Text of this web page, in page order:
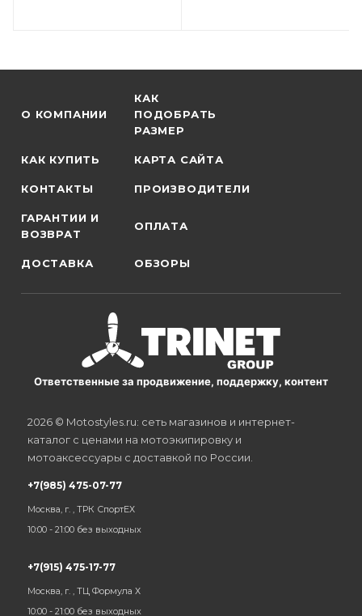
О КОМПАНИИ
КАК
ПОДОБРАТЬ
РАЗМЕР
КАК КУПИТЬ КАРТА САЙТА
КОНТАКТЫ ПРОИЗВОДИТЕЛИ
ГАРАНТИИ И
ВОЗВРАТ
ОПЛАТА
ДОСТАВКА ОБЗОРЫ
Ответственные за продвижение, поддержку, контент
2026 © Motostyles.ru: сеть магазинов и интернет-
каталог с ценами на мотоэкипировку и
мотоаксессуары с доставкой по России.
+7(985) 475-07-77
Москва, г. , ТРК СпортЕХ
10:00 - 21:00 без выходных
+7(915) 475-17-77
Москва, г. , ТЦ Формула Х
10:00 - 21:00 без выходных